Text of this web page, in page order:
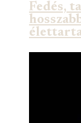
Fedés,